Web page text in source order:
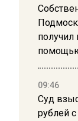
09:46
Суд
рублей